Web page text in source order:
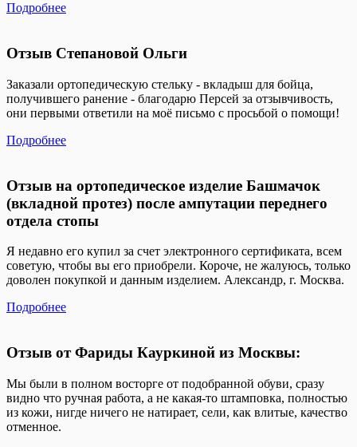
Подробнее
Отзыв Степановой Ольги
Заказали ортопедическую стельку - вкладыш для бойца,
получившего ранение - благодарю Персей за отзывчивость,
они первыми ответили на моё письмо с просьбой о помощи!
Подробнее
Отзыв на ортопедическое изделие Башмачок
(вкладной протез) после ампутации переднего
отдела стопы
Я недавно его купил за счет электронного сертификата, всем
советую, чтобы вы его приобрели. Короче, не жалуюсь, только
доволен покупкой и данным изделием. Александр, г. Москва.
Подробнее
Отзыв от Фариды Кауркиной из Москвы:
Мы были в полном восторге от подобранной обуви, сразу
видно что ручная работа, а не какая-то штамповка, полностью
из кожи, нигде ничего не натирает, сели, как влитые, качество
отменное.